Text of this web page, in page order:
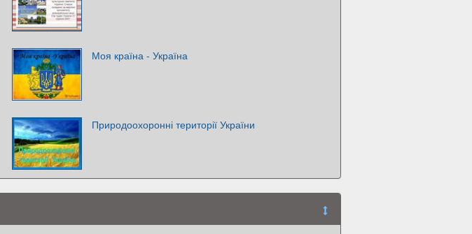
Моя країна - Україна
Природоохоронні території України